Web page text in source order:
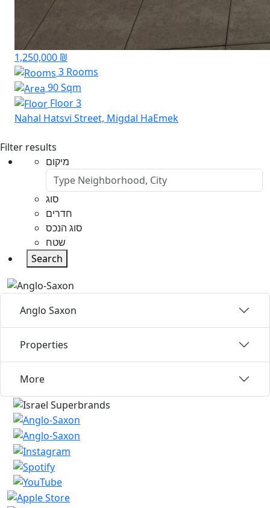
1,250,000 ₪
3 Rooms
90 Sqm
Floor 3
Nahal Hatsvi Street, Migdal HaEmek
Filter results
מיקום
סוג
חדרים
סוג הנכס
שטח
Search
Anglo Saxon
Properties
More